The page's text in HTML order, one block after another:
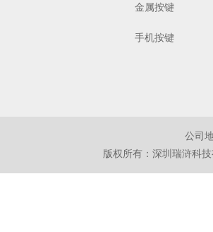
金属按键
手机按键
公司
版权所有：深圳瑞浒